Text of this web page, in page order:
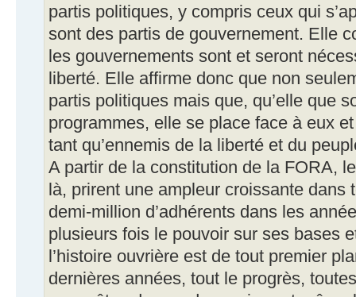
partis politiques, y compris ceux qui
sont des partis de gouvernement. Elle
les gouvernements sont et seront
liberté. Elle affirme donc que non
partis politiques mais que, qu’elle que
programmes, elle se place face à eux
tant qu’ennemis de la liberté et du
A partir de la constitution de la FORA,
là, prirent une ampleur croissante dans
demi-million d’adhérents dans les
plusieurs fois le pouvoir sur ses bases
l’histoire ouvrière est de tout premier
dernières années, tout le progrès,